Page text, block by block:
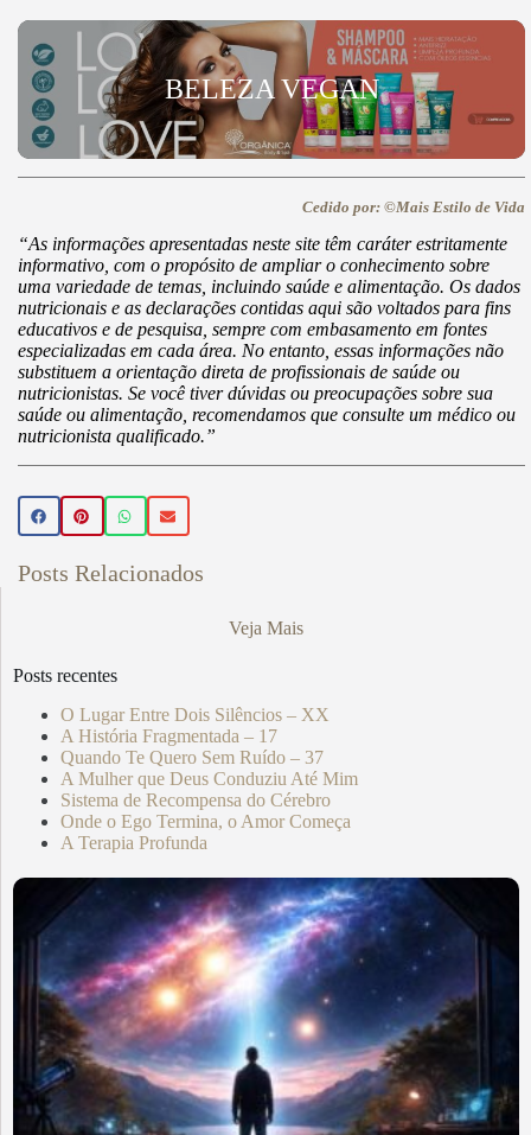
BELEZA VEGAN
Cedido por: ©Mais Estilo de Vida
“As informações apresentadas neste site têm caráter estritamente
informativo, com o propósito de ampliar o conhecimento sobre
uma variedade de temas, incluindo saúde e alimentação. Os dados
nutricionais e as declarações contidas aqui são voltados para fins
educativos e de pesquisa, sempre com embasamento em fontes
especializadas em cada área. No entanto, essas informações não
substituem a orientação direta de profissionais de saúde ou
nutricionistas. Se você tiver dúvidas ou preocupações sobre sua
saúde ou alimentação, recomendamos que consulte um médico ou
nutricionista qualificado.”
Posts Relacionados
Veja Mais
Posts recentes
O Lugar Entre Dois Silêncios – XX
A História Fragmentada – 17
Quando Te Quero Sem Ruído – 37
A Mulher que Deus Conduziu Até Mim
Sistema de Recompensa do Cérebro
Onde o Ego Termina, o Amor Começa
A Terapia Profunda